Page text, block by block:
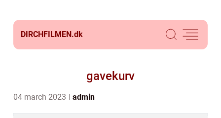
DIRCHFILMEN.dk
gavekurv
04 march 2023 admin